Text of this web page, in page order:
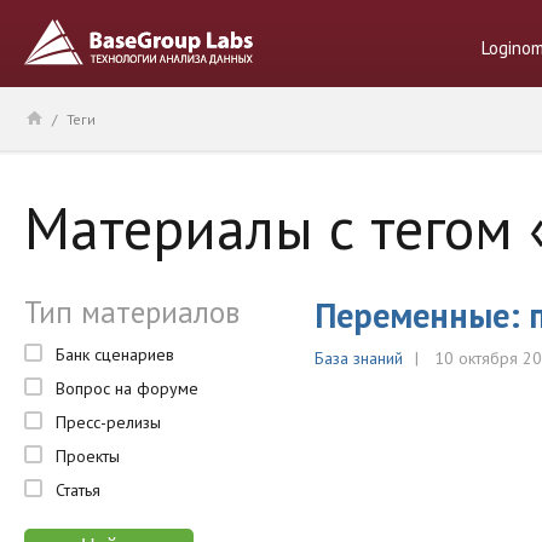
/ Теги
Материалы с тегом
Тип материалов
Банк сценариев
Вопрос на форуме
Пресс-релизы
Проекты
Статья
Переменные:
База знаний 10 октября